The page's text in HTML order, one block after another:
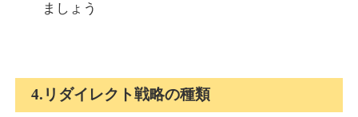
ましょう
4.リダイレクト戦略の種類